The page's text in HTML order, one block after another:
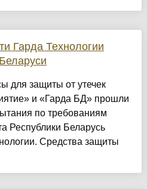
Гарда Технологии
для защиты от утечек
и «Гарда БД» прошли
по требованиям
Республики Беларусь
Средства защиты